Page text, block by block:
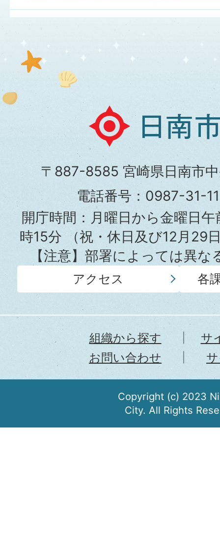
日
南
市
役
所
〒887-8585 宮崎県日南市
電話番号：0987-31-
開庁時間：月曜日から金曜日
時15分（祝・休日及び12月29
【注意】部署によっては異
アクセス 各
組織から探す
サ
お問い合わせ
Copyright (c) 2023
City. All Rights